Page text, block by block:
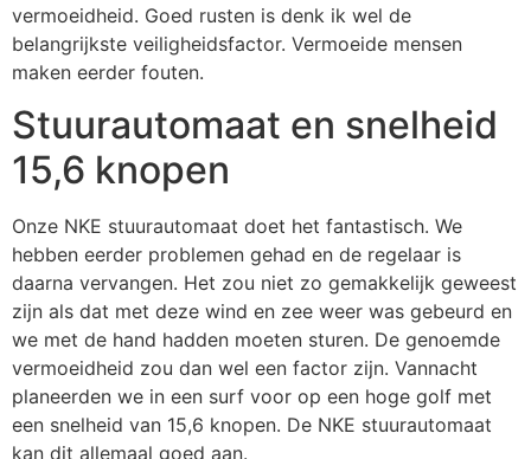
vermoeidheid. Goed rusten is denk ik wel de
belangrijkste veiligheidsfactor. Vermoeide mensen
maken eerder fouten.
Stuurautomaat en snelheid
15,6 knopen
Onze NKE stuurautomaat doet het fantastisch. We
hebben eerder problemen gehad en de regelaar is
daarna vervangen. Het zou niet zo gemakkelijk geweest
zijn als dat met deze wind en zee weer was gebeurd en
we met de hand hadden moeten sturen. De genoemde
vermoeidheid zou dan wel een factor zijn. Vannacht
planeerden we in een surf voor op een hoge golf met
een snelheid van 15,6 knopen. De NKE stuurautomaat
kan dit allemaal goed aan.